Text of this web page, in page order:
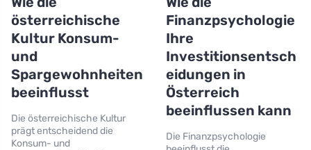
österreichische
Kultur Konsum-
und
Spargewohnheiten
beeinflusst
Die österreichische Kultur
prägt entscheidend die
Konsum- und
Finanzpsychologie
Ihre
Investitionsentsch
eidungen in
Österreich
beeinflussen kann
Die Finanzpsychologie